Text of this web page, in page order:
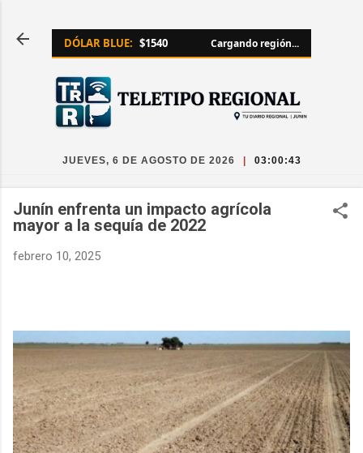
DÓLAR BLUE: $1540 Cargando región...
JUEVES, 6 DE AGOSTO DE 2026 03:00:44
Junín enfrenta un impacto agrícola
mayor a la sequía de 2022
febrero 10, 2025